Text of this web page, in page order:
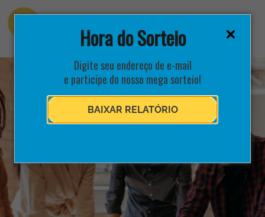
Hora do Sorteio
Digite seu endereço de e-mail
e participe do nosso mega sorteio!
BAIXAR RELATÓRIO